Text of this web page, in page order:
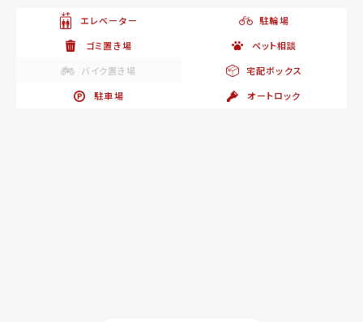
エレベーター
駐輪場
ゴミ置き場
ペット相談
バイク置き場
宅配ボックス
駐車場
オートロック